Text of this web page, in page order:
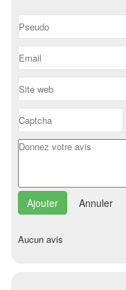
Annuler
Aucun avis